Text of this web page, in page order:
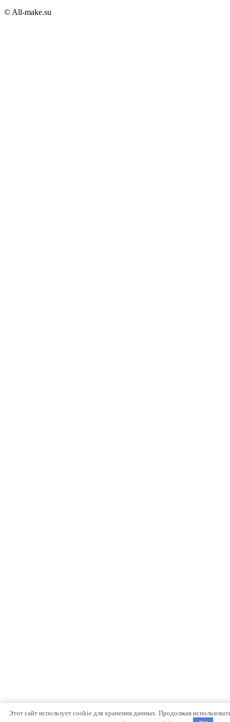
© All-make.su
Этот сайт использует cookie для хранения данных. Продолжая